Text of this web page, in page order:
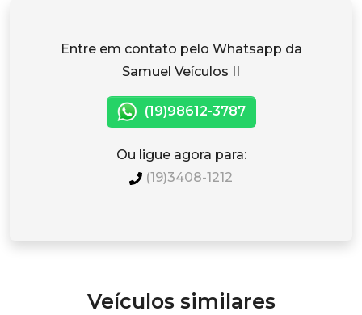
Entre em contato pelo Whatsapp da
Samuel Veículos II
(19)98612-3787
Ou ligue agora para:
(19)3408-1212
Veículos similares